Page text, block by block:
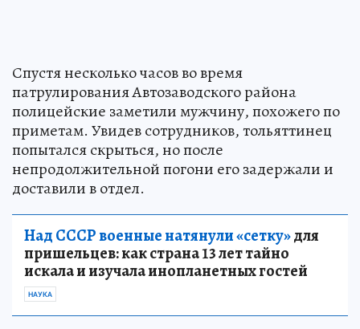
Спустя несколько часов во время
патрулирования Автозаводского района
полицейские заметили мужчину, похожего по
приметам. Увидев сотрудников, тольяттинец
попытался скрыться, но после
непродолжительной погони его задержали и
доставили в отдел.
Над СССР военные натянули «сетку»для
пришельцев: как страна 13 лет тайно
искала и изучала инопланетных гостей
НАУКА